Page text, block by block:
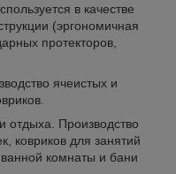
в качестве
(эргономичная
протекторов,
ячеистых и
отдыха. Производство
ковриков для занятий
комнаты и бани